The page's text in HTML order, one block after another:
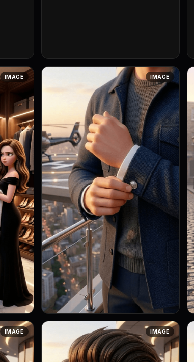
IMAGE IMAGE
Art style: 3D анимация с мягким
освещением. Детальный план рук
Маркуса, застегивающего запонку на
рукаве своего пиджака. Его движения
IMAGE IMAGE